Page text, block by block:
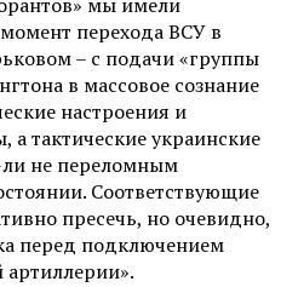
мы имели
перехода ВСУ в
– с подачи «группы
в массовое сознание
настроения и
тактические украинские
ли не переломным
Соответствующие
пресечь, но очевидно,
перед подключением
артиллерии».